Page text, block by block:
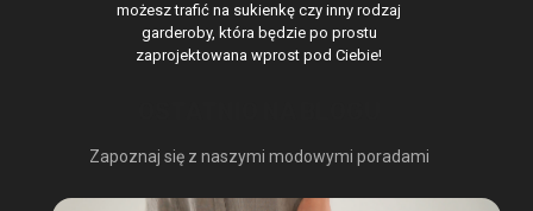
możesz trafić na sukienkę czy inny rodzaj
garderoby, która będzie po prostu
zaprojektowana wprost pod Ciebie!
Zapoznaj się z naszymi modowymi poradami